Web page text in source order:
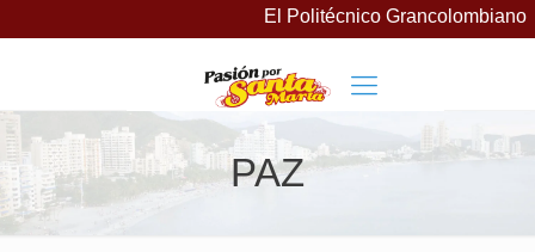
El Politécnico Grancolombiano
PAZ